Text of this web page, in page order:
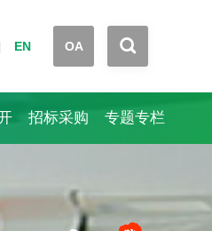


OA
EN
招标采购 专题专栏